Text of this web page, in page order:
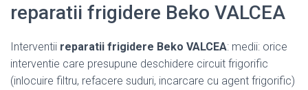
reparatii frigidere Beko VALCEA
Interventii reparatii frigidere Beko VALCEA: medii: orice
interventie care presupune deschidere circuit frigorific
(inlocuire filtru, refacere suduri, incarcare cu agent frigorific)